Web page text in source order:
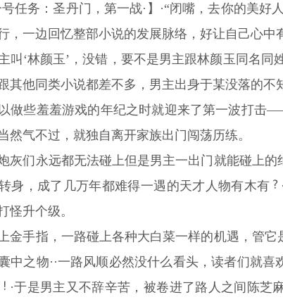
号任务：圣丹门，第一战·】·“闭嘴，去你的美好
，一边回忆整部小说的发展脉络，好让自己心中
叫‘林颜玉’，没错，要不是男主跟林颜玉同名
其他同类小说都差不多，男主出身于某没落的不
做些羞羞游戏的年纪之时就迎来了第一波打击
然气不过，就独自离开家族出门闯荡历练。
灰们永远都无法碰上但是男主一出门就能碰上
身，成了几万年都难得一遇的天才人物有木有
怪升个级。
金手指，一路碰上各种大白菜一样的机遇，管
中之物··一路风顺必然没什么看头，读者们就
·于是男主又不辞辛苦，被卷进了路人之间陈